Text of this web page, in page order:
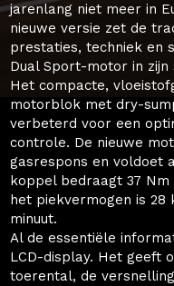
jarenlang niet meer in
nieuwe versie zet de
prestaties, techniek en
Dual Sport-motor in zijn
Het compacte,
motorblok met dry-
verbeterd voor een
controle. De nieuwe
gasrespons en voldoet
koppel bedraagt 37
het piekvermogen is 28
minuut.
Al de essentiële
LCD-display. Het geeft
toerental, de